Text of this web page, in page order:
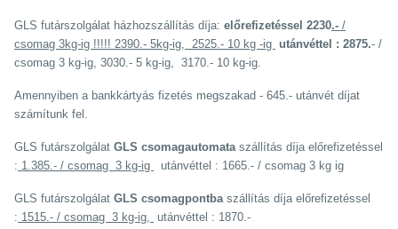
GLS futárszolgálat házhozszállítás díja: előrefizetéssel 2230.- /
csomag 3kg-ig !!!!! 2390.- 5kg-ig, 2525.- 10 kg -ig utánvéttel : 2875.- /
csomag 3 kg-ig, 3030.- 5 kg-ig, 3170.- 10 kg-ig.
Amennyiben a bankkártyás fizetés megszakad - 645.- utánvét díjat
számítunk fel.
GLS futárszolgálat GLS csomagautomata szállítás díja előrefizetéssel
: 1.385.- / csomag 3 kg-ig utánvéttel : 1665.- / csomag 3 kg ig
GLS futárszolgálat GLS csomagpontba szállítás díja előrefizetéssel
: 1515.- / csomag 3 kg-ig, utánvéttel : 1870.-